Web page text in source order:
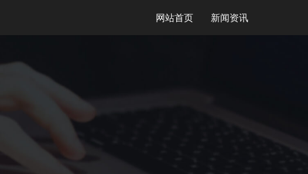
网站首页 新闻资讯